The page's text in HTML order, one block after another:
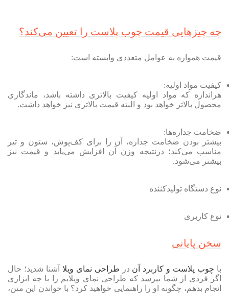
چه چیزهایی قیمت چوب پلاست را تعیین می‌کند؟
قیمت همواره به عوامل متعددی وابسته است:
کیفیت مواد اولیه:
هراندازه که مواد اولیه کیفیت بالاتری داشته باشد، ماندگاری
محصول بالاتر خواهد بود و البته قیمت بالاتری نیز خواهد داشت.
ضخامت جداره‌ها:
بیشتر بودن ضخامت جداره، آن را برای کف‌پوش، ستون و تیر
مناسب می‌کند؛ درنتیجه وزن آن افزایش می‌یابد و قیمت نیز
بیشتر می‌شود.
نوع دستگاه تولیدکننده
نوع کاربری
سخن پایانی
با چوب پلاست و کاربرد آن در طراحی نمای ویلا آشنا شدید؛ حال
اگر فردی از شما بپرسد که طراحی نمای ویلایم را با چه ابزاری
انجام بدهم، چگونه او را راهنمایی خواهید کرد؟ با خواندن این متن،